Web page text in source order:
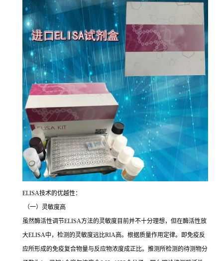
ELISA技术的优越性：
（一）灵敏度高
虽然酶活性调节ELISA方法的灵敏度目前并不十分理想，但在酶活性放
大ELISA中，检测的灵敏度远比RIA高。根据质量作用定律。即免疫反
应所形成的免疫复合物量与反应物浓度成正比。推测所检测的待测物分